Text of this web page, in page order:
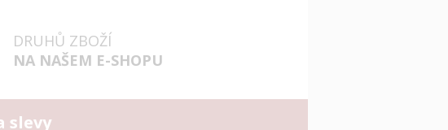
DRUHŮ ZBOŽÍ
NA NAŠEM E-SHOPU
slevy